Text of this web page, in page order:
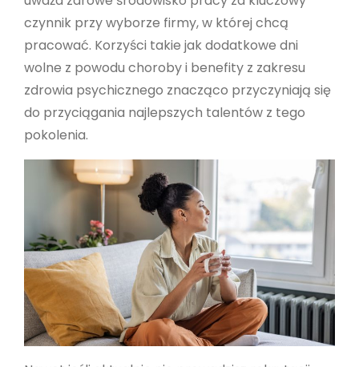
czynnik przy wyborze firmy, w której chcą
pracować. Korzyści takie jak dodatkowe dni
wolne z powodu choroby i benefity z zakresu
zdrowia psychicznego znacząco przyczyniają się
do przyciągania najlepszych talentów z tego
pokolenia.